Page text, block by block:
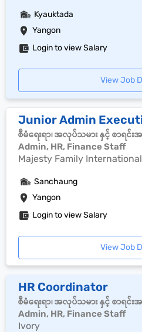
Yangon
Kyauktada
Login to view Salary
View Job
Junior Admin
စီမံရေးရာ၊ အလုပ်သမား နှင့် စာရင်းအ
Admin, HR, Finance Staff
Majesty Family
Yangon
Sanchaung
Login to view Salary
View Job
HR Coordinator
စီမံရေးရာ၊ အလုပ်သမား နှင့် စာရင်းအ
Admin, HR, Finance Staff
Ivory